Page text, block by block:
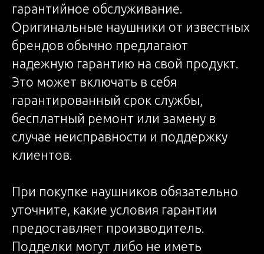
гарантийное обслуживание.
Оригинальные наушники от известных
брендов обычно предлагают
надежную гарантию на свой продукт.
Это может включать в себя
гарантированный срок службы,
бесплатный ремонт или замену в
случае неисправности и поддержку
клиентов.
При покупке наушников обязательно
уточните, какие условия гарантии
предоставляет производитель.
Подделки могут либо не иметь